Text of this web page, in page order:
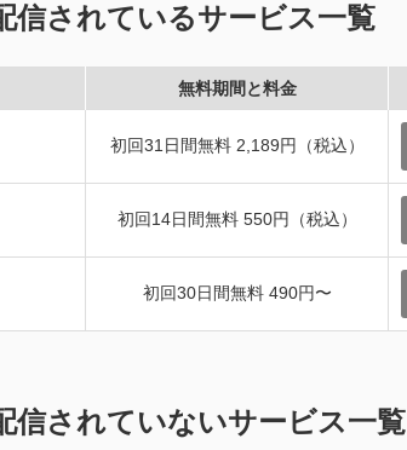
信されているサービス一覧
無料期間と料金
初回31日間無料 2,189円（税込）
初回14日間無料 550円（税込）
初回30日間無料 490円〜
信されていないサービス一覧